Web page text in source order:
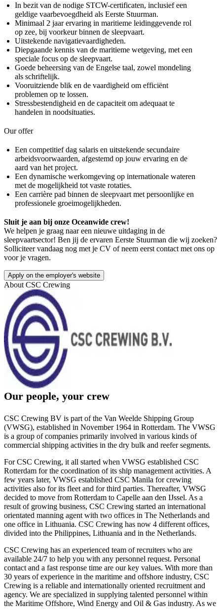
In bezit van de nodige STCW-certificaten, inclusief een
geldige vaarbevoegdheid als Eerste Stuurman.
Minimaal 2 jaar ervaring in maritieme leidinggevende rol
op zee, bij voorkeur binnen de sleepvaart.
Uitstekende navigatievaardigheden.
Diepgaande kennis van de maritieme wetgeving, met een
speciale focus op de sleepvaart.
Goede beheersing van de Engelse taal, zowel mondeling
als schriftelijk.
Vooruitziende blik en de vaardigheid om efficiënt
problemen op te lossen.
Stressbestendigheid en de capaciteit om adequaat te
handelen in noodsituaties.
Our offer
Een competitief dag salaris en uitstekende secundaire
arbeidsvoorwaarden, afgestemd op jouw ervaring en de
aard van het project.
Een dynamische werkomgeving op internationale wateren
met de mogelijkheid tot vaste rotaties.
Een carrière pad binnen de sleepvaart met persoonlijke en
professionele groeimogelijkheden.
Sluit je aan bij onze Oceanwide crew!
We helpen je graag naar een nieuwe uitdaging in de
sleepvaartsector! Ben jij de ervaren Eerste Stuurman die wij zoeken?
Solliciteer vandaag nog met je CV of neem eerst contact met ons op
voor je vragen.
Apply on the employer's website
About CSC Crewing
Our people, your crew
CSC Crewing BV is part of the Van Weelde Shipping Group
(VWSG), established in November 1964 in Rotterdam. The VWSG
is a group of companies primarily involved in various kinds of
commercial shipping activities in the dry bulk and reefer segments.
For CSC Crewing, it all started when VWSG established CSC
Rotterdam for the coordination of its ship management activities. A
few years later, VWSG established CSC Manila for crewing
activities also for its fleet and for third parties. Thereafter, VWSG
decided to move from Rotterdam to Capelle aan den IJssel. As a
result of growing business, CSC Crewing started an international
orientated manning agent with two offices in The Netherlands and
one office in Lithuania. CSC Crewing has now 4 different offices,
divided into the Philippines, Lithuania and in the Netherlands.
CSC Crewing has an experienced team of recruiters who are
available 24/7 to help you with any personnel request. Personal
contact and a fast response time are our key values. With more than
30 years of experience in the maritime and offshore industry, CSC
Crewing is a reliable and internationally oriented recruitment and
agency. We are specialized in supplying talented personnel within
the Maritime Offshore, Wind Energy and Oil & Gas industry. As we